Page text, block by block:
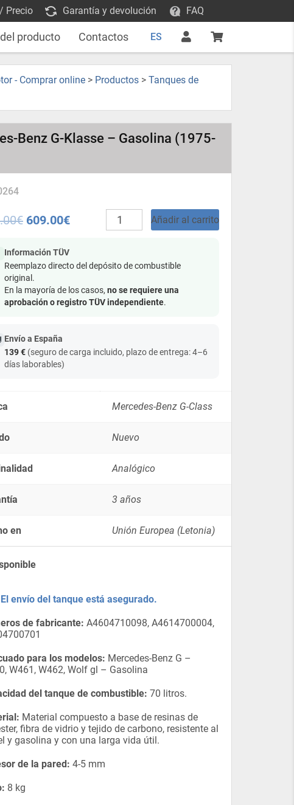
Precio Garantía y devolución FAQ
producto Contactos ES
- Comprar online > Productos > Tanques de
Benz G-Klasse – Gasolina (1975-
€ 609.00€
Tanque
plástico
-
Mercedes-
Benz
G-
(1975-
Añadir al carrito
Información TÜV
Reemplazo directo del depósito de combustible
original.
En la mayoría de los casos, no se requiere una
aprobación o registro TÜV independiente.
Envío a España
139 € (seguro de carga incluido, plazo de entrega: 4–6
días laborables)
Mercedes-Benz G-Class
Nuevo
Analógico
3 años
en Unión Europea (Letonia)
El envío del tanque está asegurado.
de fabricante: A4604710098, A4614700004,
para los modelos: Mercedes-Benz G –
W461, W462, Wolf gl – Gasolina
del tanque de combustible: 70 litros.
Material compuesto a base de resinas de
fibra de vidrio y tejido de carbono, resistente al
y gasolina y con una larga vida útil.
de la pared: 4-5 mm
8 kg